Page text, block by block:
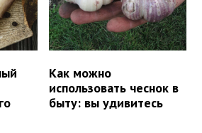
Как можно
использовать чеснок в
быту: вы удивитесь